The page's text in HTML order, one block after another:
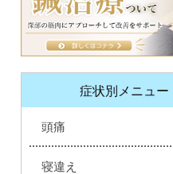
症状別メニュー
頭痛
寝違え